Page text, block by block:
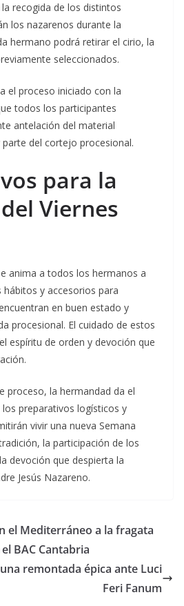
recogida de los distintos
los nazarenos durante la
hermano podrá retirar el cirio, la
seleccionados.
el proceso iniciado con la
todos los participantes
antelación del material
del cortejo procesional.
para la
Viernes
anima a todos los hermanos a
y accesorios para
en buen estado y
procesional. El cuidado de estos
espíritu de orden y devoción que
proceso, la hermandad da el
preparativos logísticos y
vivir una nueva Semana
la participación de los
devoción que despierta la
Jesús Nazareno.
el Mediterráneo a la fragata
BAC Cantabria
remontada épica ante Luci
Feri Fanum